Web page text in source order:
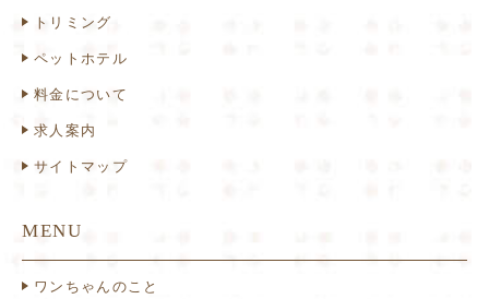
トリミング
ペットホテル
料金について
求人案内
サイトマップ
MENU
ワンちゃんのこと